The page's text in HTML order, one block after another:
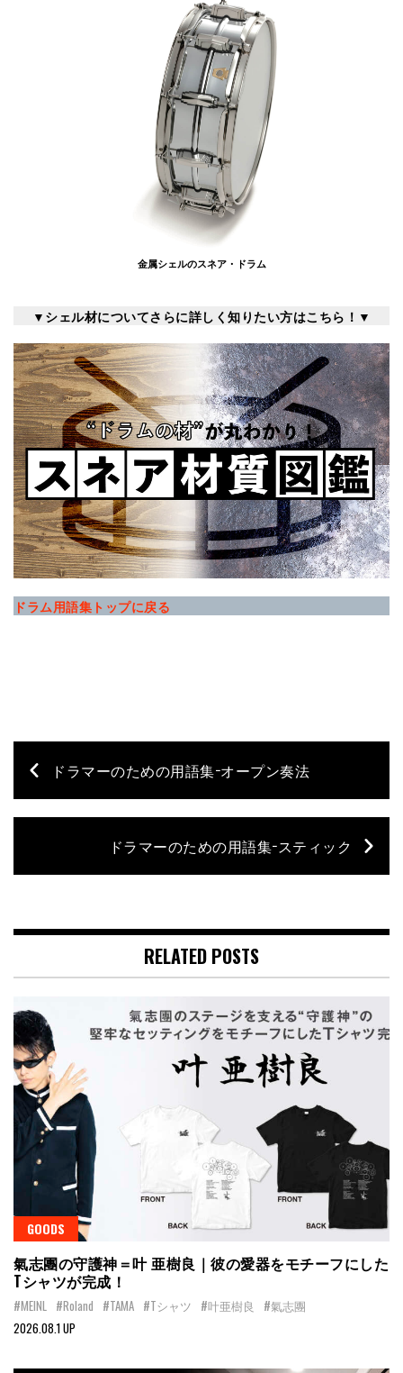
金属シェルのスネア・ドラム
▼シェル材についてさらに詳しく知りたい方はこちら！▼
ドラム用語集トップに戻る
ドラマーのための用語集−オープン奏法
ドラマーのための用語集−スティック
RELATED POSTS
GOODS
氣志團の守護神＝叶 亜樹良｜彼の愛器をモチーフにした
Tシャツが完成！
#MEINL #Roland #TAMA #Tシャツ #叶亜樹良
#氣志團
2026.08.1 UP